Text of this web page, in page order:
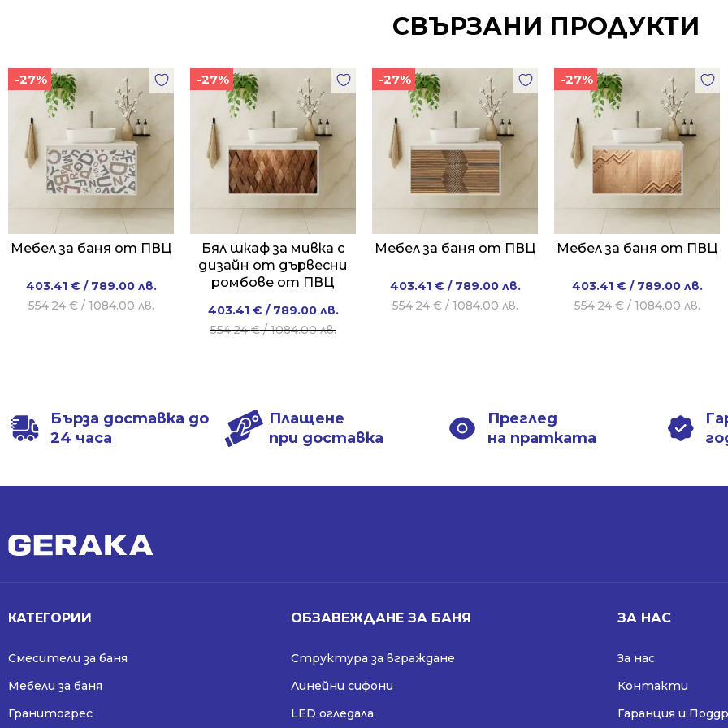
СВЪРЗАНИ ПРОДУКТИ
-27%
Мебел за баня от ПВЦ
554.24€/ 1084.00 лв.
Original
price
403.41 € / 789.00 лв.
Current
price
-27%
Бял шкаф за мивка с
дизайн от дървесни
ромбове от ПВЦ
554.24€/ 1084.00 лв.
Original
price
403.41 € / 789.00 лв.
Current
price
-27%
Мебел за баня от ПВЦ
554.24€/ 1084.00 лв.
Original
price
403.41 € / 789.00 лв.
Current
price
-27%
Мебел за баня от ПВЦ
554.24€/ 1084.00 лв.
Original
price
403.41 € / 789.00 лв.
Current
price
Бърза доставка до
24 часа
Плащене
при доставка
Преглед
на пратката
КАТЕГОРИИ
Смесители за баня
Мебели за баня
Гранитогрес
ОБЗАВЕЖДАНЕ ЗА БАНЯ
Структура за вграждане
Линейни сифони
LED огледала
ЗА НАС
За нас
Контакти
Гаранция и